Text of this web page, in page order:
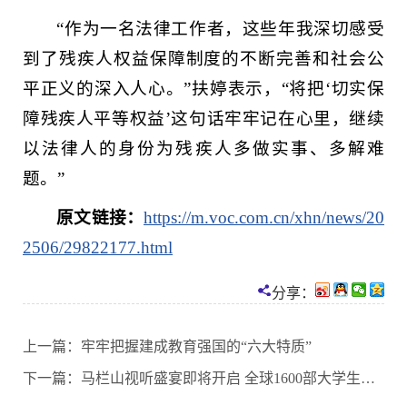
“作为一名法律工作者，这些年我深切感受
到了残疾人权益保障制度的不断完善和社会公
平正义的深入人心。”扶婷表示，“将把‘切实保
障残疾人平等权益’这句话牢牢记在心里，继续
以法律人的身份为残疾人多做实事、多解难
题。”
原文链接： https://m.voc.com.cn/xhn/news/20
2506/29822177.html
分享：
上一篇： 牢牢把握建成教育强国的“六大特质”
下一篇： 马栏山视听盛宴即将开启 全球1600部大学生原创视频报名